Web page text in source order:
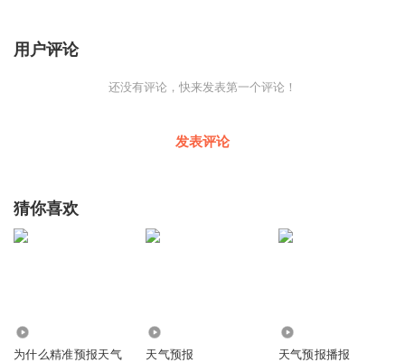
用户评论
还没有评论，快来发表第一个评论！
发表评论
猜你喜欢
为什么精准预报天气
天气预报 天气预报播报